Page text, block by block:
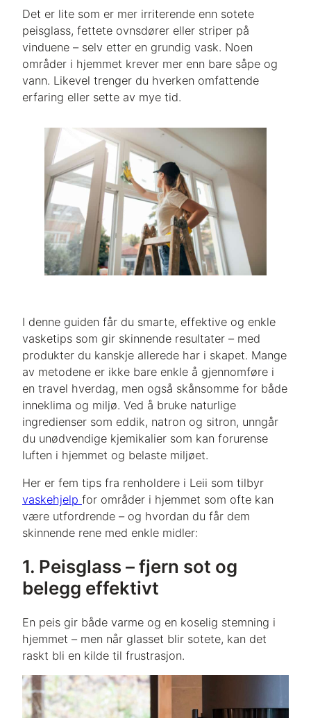
Det er lite som er mer irriterende enn sotete
peisglass, fettete ovnsdører eller striper på
vinduene – selv etter en grundig vask. Noen
områder i hjemmet krever mer enn bare såpe og
vann. Likevel trenger du hverken omfattende
erfaring eller sette av mye tid.
I denne guiden får du smarte, effektive og enkle
vasketips som gir skinnende resultater – med
produkter du kanskje allerede har i skapet. Mange
av metodene er ikke bare enkle å gjennomføre i
en travel hverdag, men også skånsomme for både
inneklima og miljø. Ved å bruke naturlige
ingredienser som eddik, natron og sitron, unngår
du unødvendige kjemikalier som kan forurense
luften i hjemmet og belaste miljøet.
Her er fem tips fra renholdere i Leii som tilbyr
vaskehjelp for områder i hjemmet som ofte kan
være utfordrende – og hvordan du får dem
skinnende rene med enkle midler:
1. Peisglass – fjern sot og
belegg effektivt
En peis gir både varme og en koselig stemning i
hjemmet – men når glasset blir sotete, kan det
raskt bli en kilde til frustrasjon.